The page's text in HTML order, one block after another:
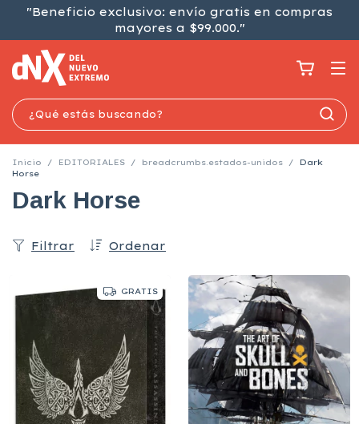
"Beneficio exclusivo: envío gratis en compras
mayores a $99.000."
Inicio / EDITORIALES / breadcrumbs.estados-unidos /
Dark
Horse
Dark Horse
Ordenar
Filtrar
GRATIS